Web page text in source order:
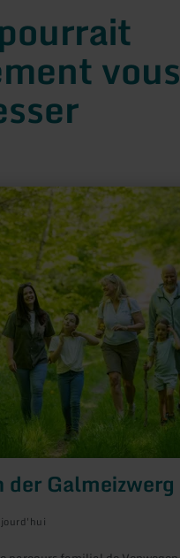
vous
Galmeizwerg